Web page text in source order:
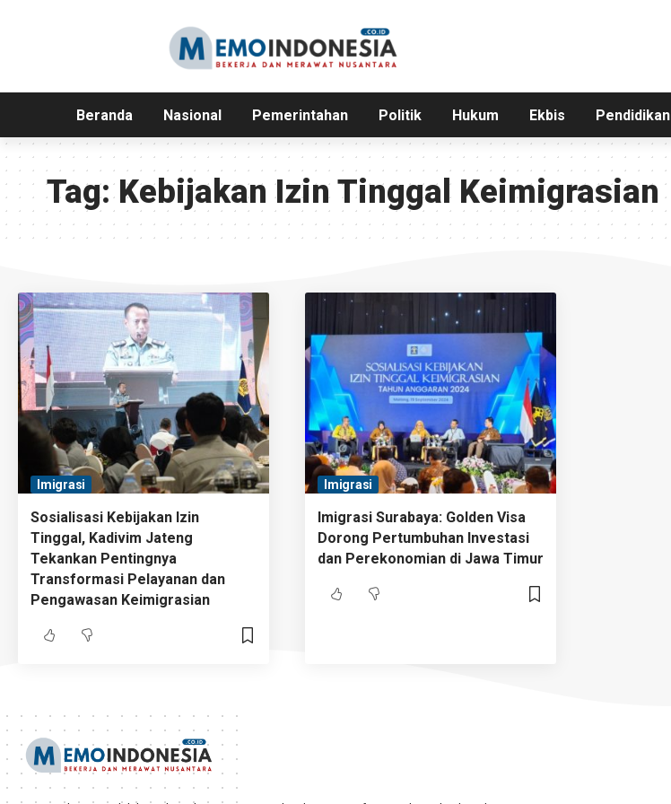
Beranda Nasional Pemerintahan Politik Hukum Ekbis Pendidikan
Tag:Kebijakan Izin Tinggal Keimigrasian
Imigrasi
Sosialisasi Kebijakan Izin
Tinggal, Kadivim Jateng
Tekankan Pentingnya
Transformasi Pelayanan dan
Pengawasan Keimigrasian
Imigrasi
Imigrasi Surabaya: Golden Visa
Dorong Pertumbuhan Investasi
dan Perekonomian di Jawa Timur